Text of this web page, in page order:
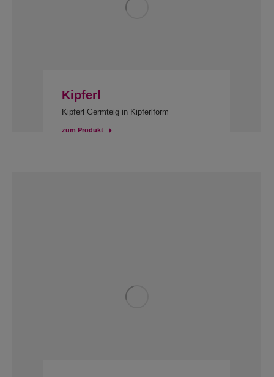
Kipferl
Kipferl Germteig in Kipferlform
zum Produkt